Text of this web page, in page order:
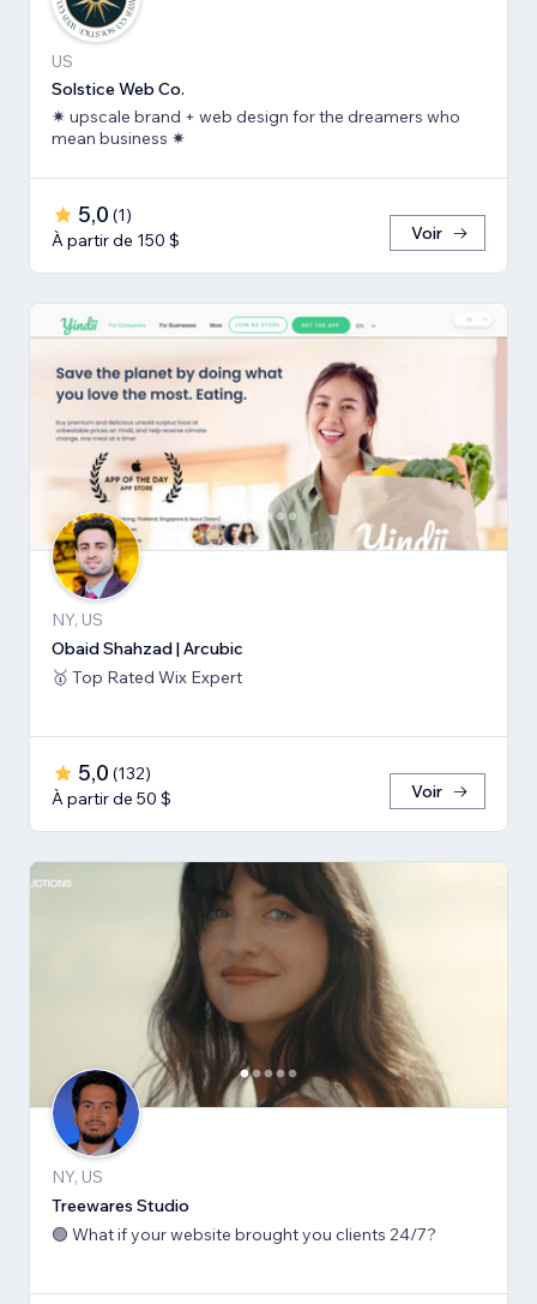
US
Solstice Web Co.
✷ upscale brand + web design for the dreamers who
mean business ✷
5,0 (1)
À partir de 150 $
Voir
NY, US
Obaid Shahzad | Arcubic
🥇 Top Rated Wix Expert
5,0 (132)
À partir de 50 $
Voir
NY, US
Treewares Studio
🟢 What if your website brought you clients 24/7?